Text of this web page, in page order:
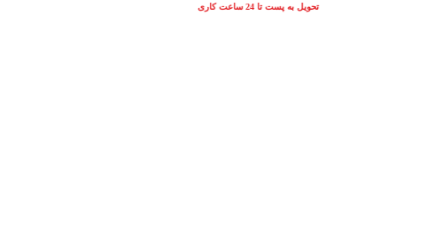
تحویل به پست تا 24 ساعت کاری